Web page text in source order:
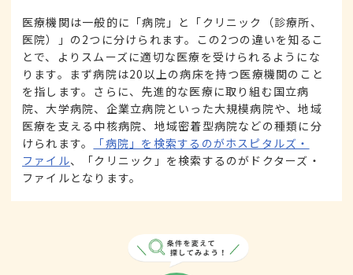
医療機関は一般的に「病院」と「クリニック（診療所、
医院）」の2つに分けられます。この2つの違いを知るこ
とで、よりスムーズに適切な医療を受けられるようにな
ります。まず病院は20以上の病床を持つ医療機関のこと
を指します。さらに、先進的な医療に取り組む国立病
院、大学病院、企業立病院といった大規模病院や、地域
医療を支える中核病院、地域密着型病院などの種類に分
けられます。
「病院」を検索するのがホスピタルズ・
ファイル、「クリニック」を検索するのがドクターズ・
ファイルとなります。